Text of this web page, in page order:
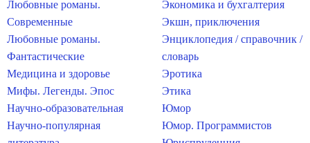
Любовные романы.
Современные
Любовные романы.
Фантастические
Медицина и здоровье
Мифы. Легенды. Эпос
Научно-образовательная
Научно-популярная
Экономика и бухгалтерия
Экшн, приключения
Энциклопедия / справочник /
словарь
Эротика
Этика
Юмор
Юмор. Программистов